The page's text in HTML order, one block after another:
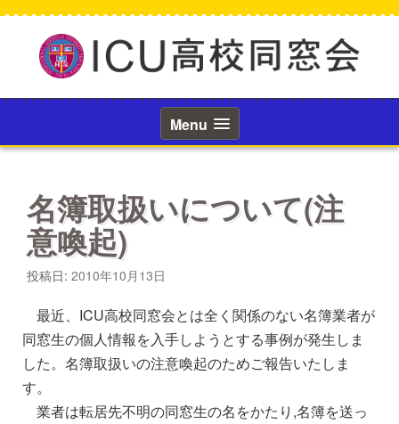
へ
ッ
Menu
名簿取扱いについて(注
意喚起)
投稿日: 2010年10月13日
最近、ICU高校同窓会とは全く関係のない名簿業者が
同窓生の個人情報を入手しようとする事例が発生しま
した。名簿取扱いの注意喚起のためご報告いたしま
す。
業者は転居先不明の同窓生の名をかたり,名簿を送っ